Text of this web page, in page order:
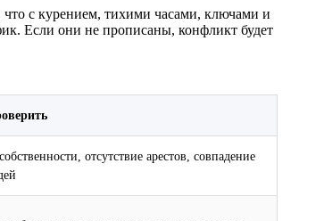
с курением, тихими часами, ключами и
Если они не прописаны, конфликт будет
отсутствие арестов, совпадение